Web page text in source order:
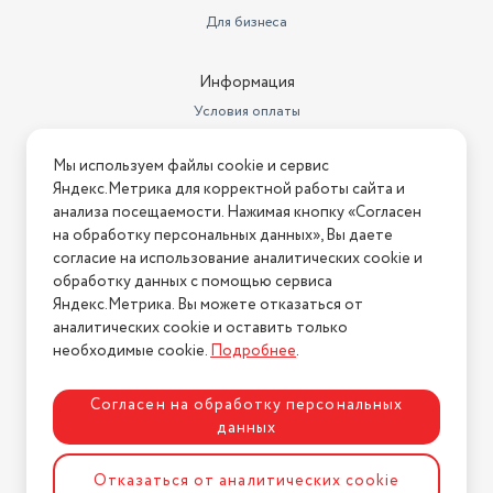
конвективная сушилка
Страна производства
Россия
Гарантийный срок
2 года
НЕПТУН - 5
Высота предмета
36
Ширина предмета
34
Для бизнеса
Информация
Условия оплаты
Условия возврата
Нашли ошибку на сайте? Напишите нам
2026 © Интернет-магазин "АстМаркет". У нас есть всё!
Политика конфиденциальности
Разработка сайтаASTDESIGN
Мы используем файлы cookie и сервис
Яндекс.Метрика для корректной работы сайта и
анализа посещаемости. Нажимая кнопку «Согласен
на обработку персональных данных», Вы даете
согласие на использование аналитических cookie и
обработку данных с помощью сервиса
Яндекс.Метрика. Вы можете отказаться от
аналитических cookie и оставить только
необходимые cookie.Подробнее.
Согласен на обработку персональных
данных
Отказаться от аналитических cookie